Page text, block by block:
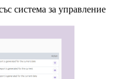
система за управление